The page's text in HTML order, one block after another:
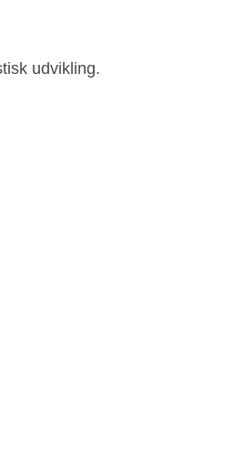
udvikling.